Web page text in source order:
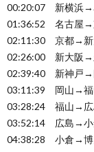
00:20:07 新横浜→
01:36:52 名古屋→
02:11:30 京都→新
02:26:00 新大阪→
02:39:40 新神戸→
03:11:39 岡山→福
03:28:24 福山→広
03:52:14 広島→小
04:38:28 小倉→博